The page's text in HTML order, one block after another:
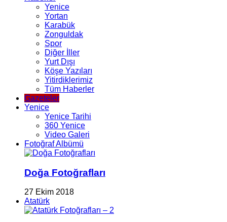
Yenice
Yortan
Karabük
Zonguldak
Spor
Diğer İller
Yurt Dışı
Köşe Yazıları
Yitirdiklerimiz
Tüm Haberler
Gazeteler
Yenice
Yenice Tarihi
360 Yenice
Video Galeri
Fotoğraf Albümü
Doğa Fotoğrafları
27 Ekim 2018
Atatürk